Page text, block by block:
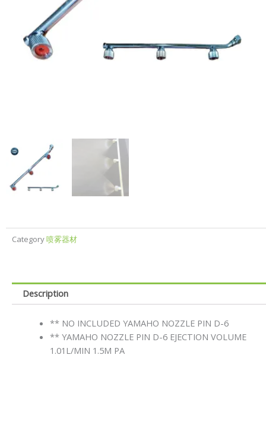
Category喷雾器材
Description
** NO INCLUDED YAMAHO NOZZLE PIN D-6
** YAMAHO NOZZLE PIN D-6 EJECTION VOLUME
1.01L/MIN 1.5M PA